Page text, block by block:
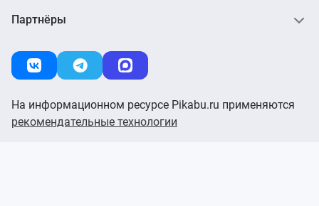
Партнёры
На информационном ресурсе Pikabu.ru применяются
рекомендательные технологии